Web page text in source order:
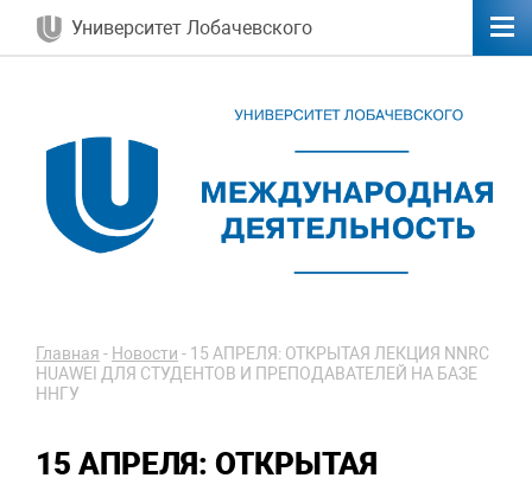
Университет Лобачевского
Главная - Новости - 15 АПРЕЛЯ: ОТКРЫТАЯ ЛЕКЦИЯ NNRC
HUAWEI ДЛЯ СТУДЕНТОВ И ПРЕПОДАВАТЕЛЕЙ НА БАЗЕ
ННГУ
15 АПРЕЛЯ: ОТКРЫТАЯ